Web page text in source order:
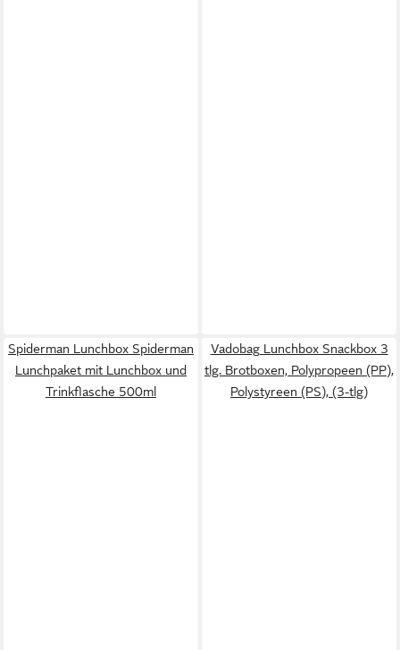
Spiderman Lunchbox Spiderman
Lunchpaket mit Lunchbox und
Trinkflasche 500ml
Vadobag Lunchbox Snackbox 3
tlg. Brotboxen, Polypropeen (PP),
Polystyreen (PS), (3-tlg)